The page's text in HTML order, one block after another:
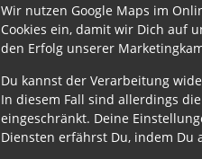
Wir nutzen Google Maps im
Cookies ein, damit wir Dich auf
den Erfolg unserer
Du kannst der Verarbeitung
In diesem Fall sind allerdings
eingeschränkt. Deine
Diensten erfährst Du, indem Du